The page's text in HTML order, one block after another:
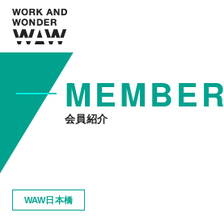
MEMBER
会員紹介
WAW日本橋